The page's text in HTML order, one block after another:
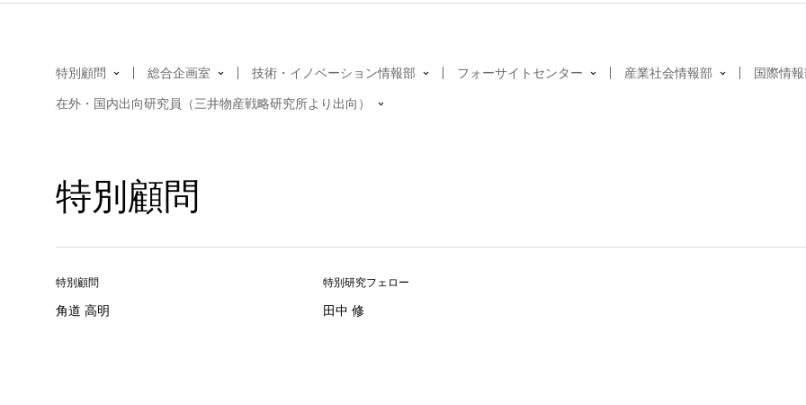
特別顧問 総合企画室 技術・イノベーション情報部 フォーサイトセンター 産業社会情報部 国際情
在外・国内出向研究員（三井物産戦略研究所より出向）
特別顧問
特別顧問
角道 高明
特別研究フェロー
田中 修